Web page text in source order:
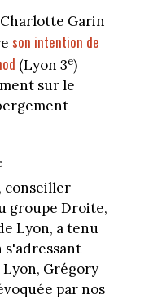
Garin
son intention de
(Lyon 3e)
sur le
conseiller
groupe Droite,
Lyon, a tenu
s'adressant
Grégory
par nos